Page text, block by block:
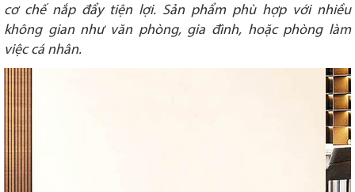
cơ chế nắp đẩy tiện lợi. Sản phẩm phù hợp với nhiều
không gian như văn phòng, gia đình, hoặc phòng làm
việc cá nhân.